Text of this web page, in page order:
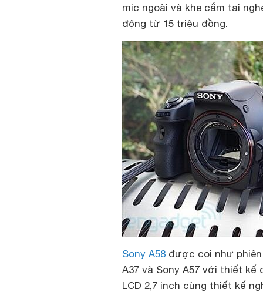
mic ngoài và khe cắm tai
động từ 15 triệu đồng.
Sony A58 được coi như
A37 và Sony A57 với thiết
LCD 2,7 inch cùng thiết kế